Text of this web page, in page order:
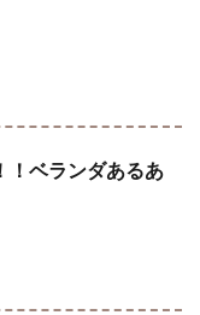
！ベランダあるあ